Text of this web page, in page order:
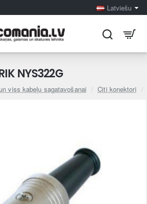
Latviešu
NYS322G
viss kabeļu sagatavošanai Citi konektori